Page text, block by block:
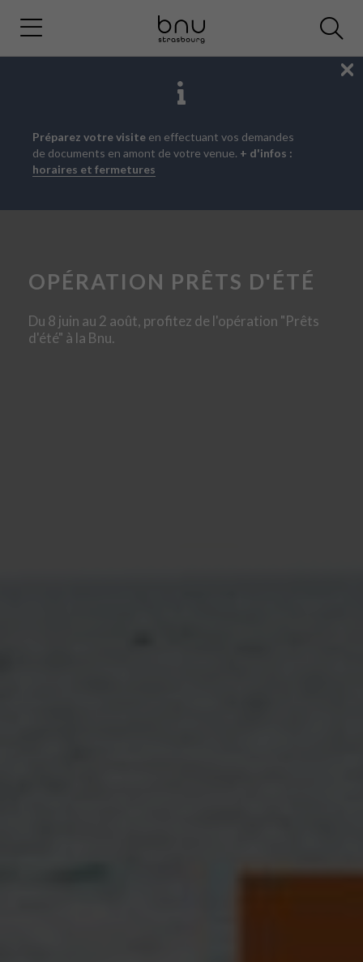
Aller
au
menu
Aller
au
contenu
Aller
à
la
Préparez votre visite en effectuant vos demandes
de documents en amont de votre venue. + d'infos :
horaires et fermetures
OPÉRATION PRÊTS D'ÉTÉ
Du 8 juin au 2 août, profitez de l'opération "Prêts
d'été" à la Bnu.